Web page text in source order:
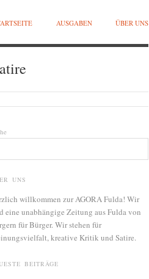
AUSGABEN ÜBER UNS
UNS
willkommen zur AGORA Fulda! Wir
eine unabhängige Zeitung aus Fulda von
für Bürger. Wir stehen für
kreative Kritik und Satire.
BEITRÄGE